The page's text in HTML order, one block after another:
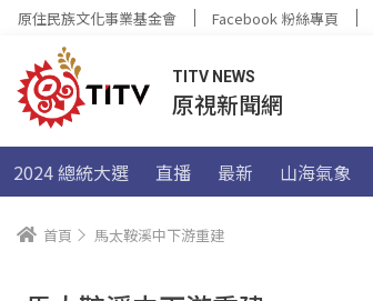
原住民族文化事業基金會 Facebook 粉絲專頁
TITV NEWS
原視新聞網
2024 總統大選 直播 最新 山海氣象
首頁 馬太鞍溪中下游重建